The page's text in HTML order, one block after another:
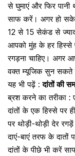
से घुमाएं और फिर
साफ करें। अगर हो सके
12 से 15 सेकंड से
आपको मुंह के हर
रगड़ना चाहिए। अगर
वक्त म्यूजिक सुन सकते
यह भी पढ़ें :दांतों की
ब्रश करने का तरीका
दांतों के एक हिस्से पर
पर थोड़ी-थोड़ी देर
दाएं-बाएं तरफ के दातों
दांतों के पीछे भी करें